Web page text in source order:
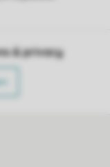
& privacy